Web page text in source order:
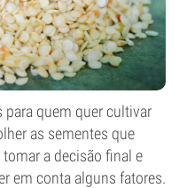
quem quer cultivar
as sementes que
a decisão final e
em conta alguns fatores.